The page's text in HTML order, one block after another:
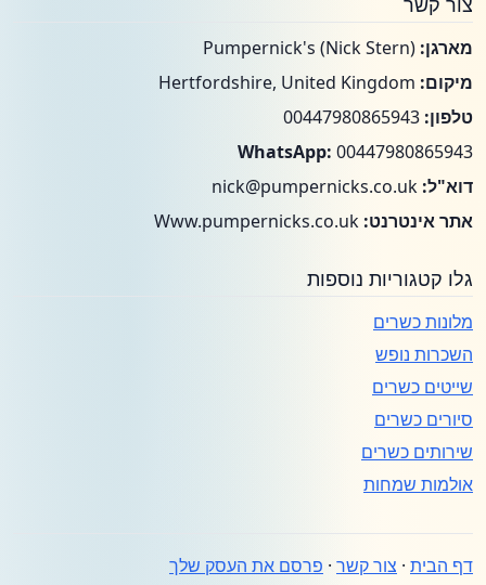
מארגן:
מיקום:
טלפון:
WhatsApp: 00447980865943
דוא"ל: nick@pumpernicks.co.uk
אתר אינטרנט:
גלו קטגוריות נוספות
מלונות כשרים
השכרות נופש
שייטים כשרים
סיורים כשרים
שירותים כשרים
אולמות שמחות
דף הבית · צור קשר · פרסם את העסק שלך